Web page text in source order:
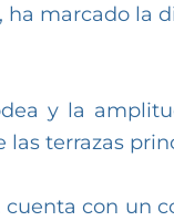
marcado la
y la
terrazas
con un